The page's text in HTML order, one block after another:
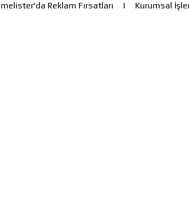
melister'da Reklam Fırsatları | Kurumsal